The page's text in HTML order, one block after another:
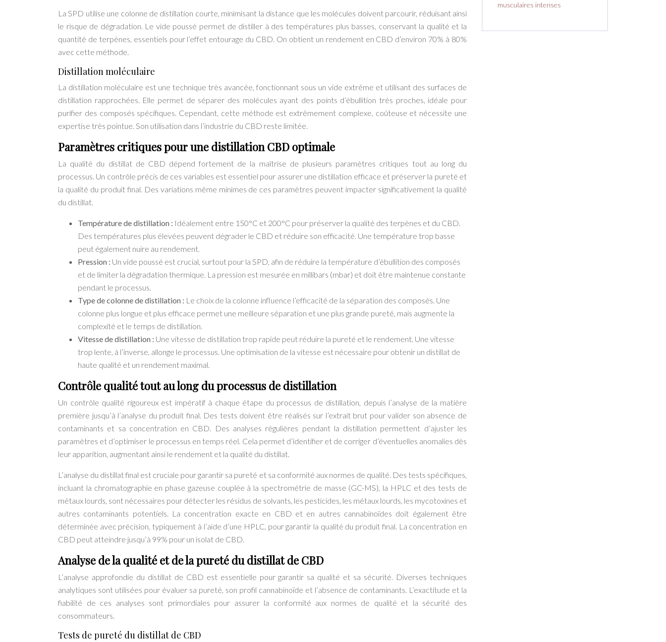
La SPD utilise une colonne de distillation courte, minimisant la distance que les molécules doivent parcourir, réduisant ainsi
le risque de dégradation. Le vide poussé permet de distiller à des températures plus basses, conservant la qualité et la
quantité de terpènes, essentiels pour l’effet entourage du CBD. On obtient un rendement en CBD d’environ 70% à 80%
avec cette méthode.
Distillation moléculaire
La distillation moléculaire est une technique très avancée, fonctionnant sous un vide extrême et utilisant des surfaces de
distillation rapprochées. Elle permet de séparer des molécules ayant des points d’ébullition très proches, idéale pour
purifier des composés spécifiques. Cependant, cette méthode est extrêmement complexe, coûteuse et nécessite une
expertise très pointue. Son utilisation dans l’industrie du CBD reste limitée.
Paramètres critiques pour une distillation CBD optimale
La qualité du distillat de CBD dépend fortement de la maîtrise de plusieurs paramètres critiques tout au long du
processus. Un contrôle précis de ces variables est essentiel pour assurer une distillation efficace et préserver la pureté et
la qualité du produit final. Des variations même minimes de ces paramètres peuvent impacter significativement la qualité
du distillat.
Température de distillation : Idéalement entre 150°C et 200°C pour préserver la qualité des terpènes et du CBD.
Des températures plus élevées peuvent dégrader le CBD et réduire son efficacité. Une température trop basse
peut également nuire au rendement.
Pression : Un vide poussé est crucial, surtout pour la SPD, afin de réduire la température d’ébullition des composés
et de limiter la dégradation thermique. La pression est mesurée en millibars (mbar) et doit être maintenue constante
pendant le processus.
Type de colonne de distillation : Le choix de la colonne influence l’efficacité de la séparation des composés. Une
colonne plus longue et plus efficace permet une meilleure séparation et une plus grande pureté, mais augmente la
complexité et le temps de distillation.
Vitesse de distillation : Une vitesse de distillation trop rapide peut réduire la pureté et le rendement. Une vitesse
trop lente, à l’inverse, allonge le processus. Une optimisation de la vitesse est nécessaire pour obtenir un distillat de
haute qualité et un rendement maximal.
Contrôle qualité tout au long du processus de distillation
Un contrôle qualité rigoureux est impératif à chaque étape du processus de distillation, depuis l’analyse de la matière
première jusqu’à l’analyse du produit final. Des tests doivent être réalisés sur l’extrait brut pour valider son absence de
contaminants et sa concentration en CBD. Des analyses régulières pendant la distillation permettent d’ajuster les
paramètres et d’optimiser le processus en temps réel. Cela permet d’identifier et de corriger d’éventuelles anomalies dès
leur apparition, augmentant ainsi le rendement et la qualité du distillat.
L’analyse du distillat final est cruciale pour garantir sa pureté et sa conformité aux normes de qualité. Des tests spécifiques,
incluant la chromatographie en phase gazeuse couplée à la spectrométrie de masse (GC-MS), la HPLC et des tests de
métaux lourds, sont nécessaires pour détecter les résidus de solvants, les pesticides, les métaux lourds, les mycotoxines et
autres contaminants potentiels. La concentration exacte en CBD et en autres cannabinoïdes doit également être
déterminée avec précision, typiquement à l’aide d’une HPLC, pour garantir la qualité du produit final. La concentration en
CBD peut atteindre jusqu’à 99% pour un isolat de CBD.
Analyse de la qualité et de la pureté du distillat de CBD
L’analyse approfondie du distillat de CBD est essentielle pour garantir sa qualité et sa sécurité. Diverses techniques
analytiques sont utilisées pour évaluer sa pureté, son profil cannabinoïde et l’absence de contaminants. L’exactitude et la
fiabilité de ces analyses sont primordiales pour assurer la conformité aux normes de qualité et la sécurité des
consommateurs.
Tests de pureté du distillat de CBD
musculaires intenses